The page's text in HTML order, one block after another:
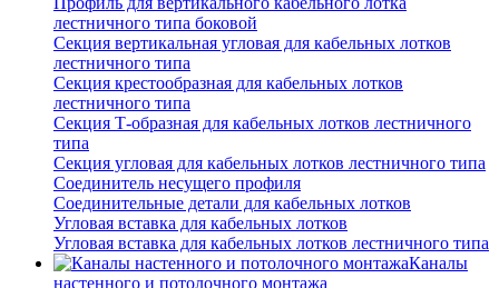
лестничного типа боковой
Секция вертикальная угловая для кабельных лотков
лестничного типа
Секция крестообразная для кабельных лотков
лестничного типа
Секция Т-образная для кабельных лотков лестничного
типа
Секция угловая для кабельных лотков лестничного типа
Соединитель несущего профиля
Соединительные детали для кабельных лотков
Угловая вставка для кабельных лотков
Угловая вставка для кабельных лотков лестничного типа
Каналы
настенного и потолочного монтажа